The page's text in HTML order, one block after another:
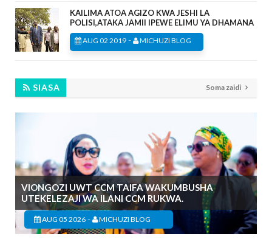
KAILIMA ATOA AGIZO KWA JESHI LA
POLISI,ATAKA JAMII IPEWE ELIMU YA DHAMANA
AUG 02 2019 - MICHUZI BLOG
SIASA Soma zaidi
VIONGOZI UWT CCM TAIFA WAKUMBUSHA
UTEKELEZAJI WA ILANI CCM RUKWA.
AUG 05 2026 - MICHUZI BLOG